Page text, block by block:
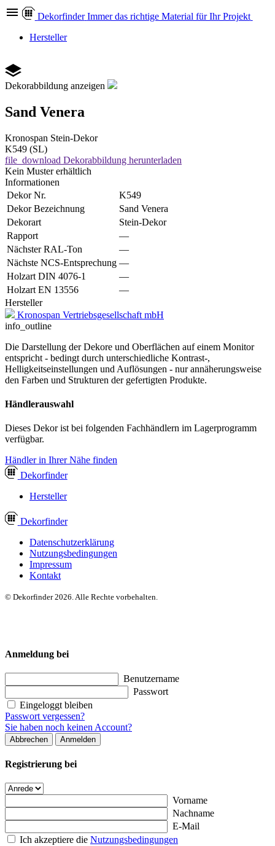
Dekorfinder Immer das richtige Material für Ihr Projekt
Hersteller
Dekorabbildung anzeigen
Sand Venera
Kronospan Stein-Dekor
K549 (SL)
file_download Dekorabbildung herunterladen
Kein Muster erhältlich
Informationen
Dekor Nr.
K549
Dekor Bezeichnung
Sand Venera
Dekorart
Stein-Dekor
Rapport
—
Nächster RAL-Ton
—
Nächste NCS-Entsprechung —
Holzart DIN 4076-1
—
Holzart EN 13556
—
Hersteller
Kronospan Vertriebsgesellschaft mbH
info_outline
Die Darstellung der Dekore und Oberflächen auf einem Monitor
entspricht - bedingt durch unterschiedliche Kontrast-,
Helligkeitseinstellungen und Auflösungen - nur annäherungsweise
den Farben und Strukturen der gefertigten Produkte.
Händlerauswahl
Dieses Dekor ist bei folgenden Fachhändlern im Lagerprogramm
verfügbar.
Händler in Ihrer Nähe finden
Dekorfinder
Hersteller
Dekorfinder
Datenschutzerklärung
Nutzungsbedingungen
Impressum
Kontakt
© Dekorfinder 2026. Alle Rechte vorbehalten.
Anmeldung bei
Benutzername
Passwort
Eingeloggt bleiben
Passwort vergessen?
Sie haben noch keinen Account?
Abbrechen Anmelden
Registrierung bei
Vorname
Nachname
E-Mail
Ich akzeptiere die Nutzungsbedingungen